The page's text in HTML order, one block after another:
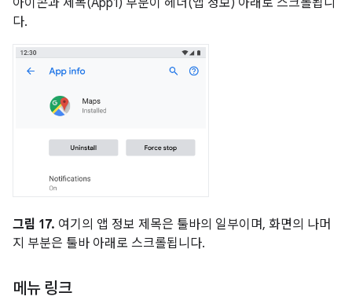
다.
그림 17. 여기의 앱 정보 제목은 툴바의 일부이며, 화면의 나머
지 부분은 툴바 아래로 스크롤됩니다.
메뉴 링크